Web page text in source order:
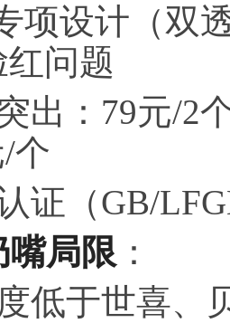
项设计（双
问题
出：79元/2
个
证（GB/
局限 ：
低于世喜、